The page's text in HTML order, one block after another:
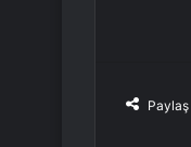
Paylaş